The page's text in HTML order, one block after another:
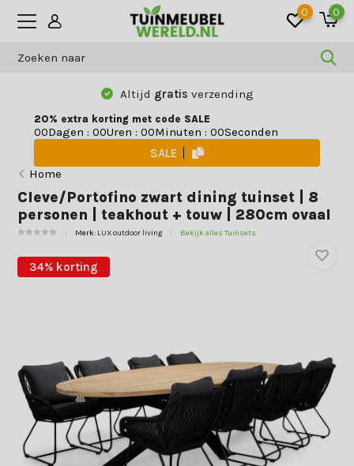
0 0
Altijd gratis verzending
20% extra korting met code SALE
00Dagen : 00Uren : 00Minuten : 00Seconden
SALE
Home
Cleve/Portofino zwart dining tuinset | 8
personen | teakhout + touw | 280cm ovaal
Merk: LUX outdoor living Bekijk alles Tuinsets
34% korting